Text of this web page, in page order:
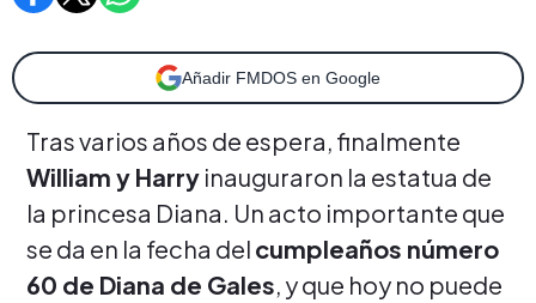
Añadir FMDOS en Google
Tras varios años de espera, finalmente
William y Harry inauguraron la estatua de
la princesa Diana. Un acto importante que
se da en la fecha del cumpleaños número
60 de Diana de Gales, y que hoy no puede